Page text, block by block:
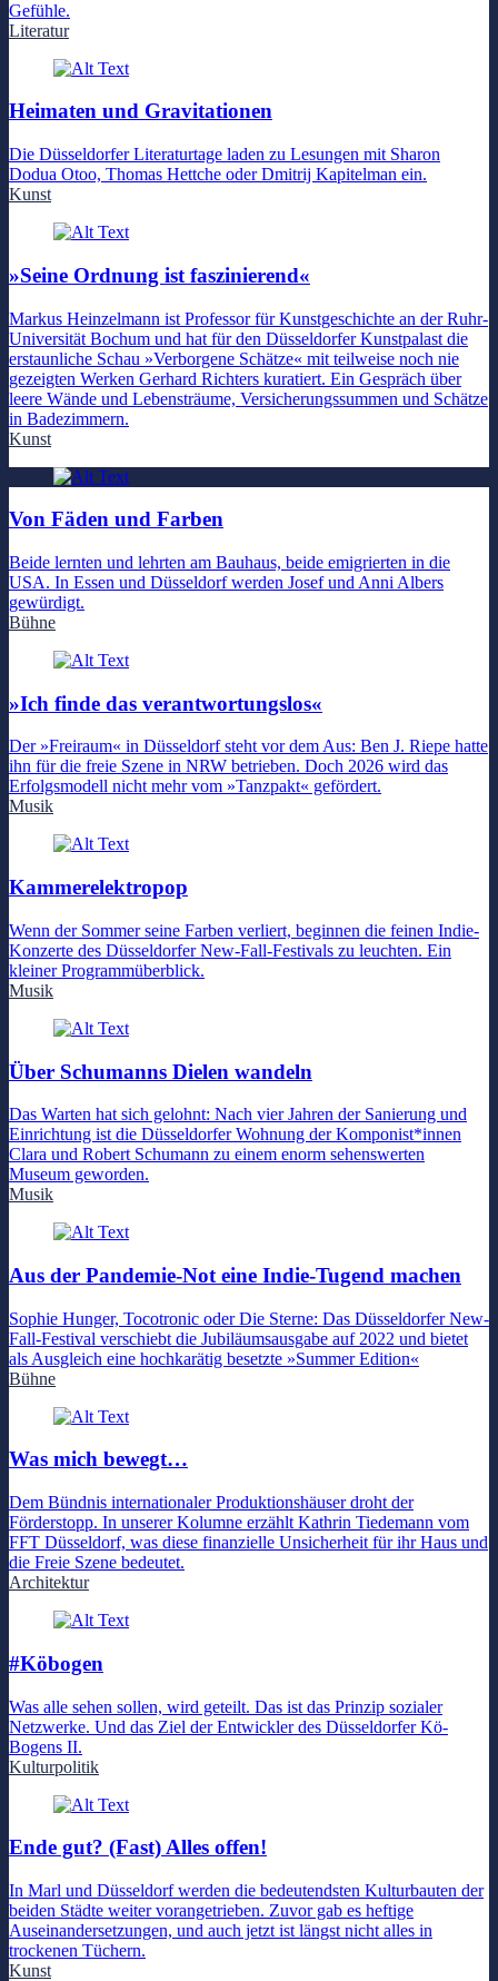
Gefühle.
Literatur
Heimaten und Gravitationen
Die Düsseldorfer Literaturtage laden zu Lesungen mit Sharon
Dodua Otoo, Thomas Hettche oder Dmitrij Kapitelman ein.
Kunst
»Seine Ordnung ist faszinierend«
Markus Heinzelmann ist Professor für Kunstgeschichte an der Ruhr-
Universität Bochum und hat für den Düsseldorfer Kunstpalast die
erstaunliche Schau »Verborgene Schätze« mit teilweise noch nie
gezeigten Werken Gerhard Richters kuratiert. Ein Gespräch über
leere Wände und Lebensträume, Versicherungssummen und Schätze
in Badezimmern.
Kunst
Von Fäden und Farben
Beide lernten und lehrten am Bauhaus, beide emigrierten in die
USA. In Essen und Düsseldorf werden Josef und Anni Albers
gewürdigt.
Bühne
»Ich finde das verantwortungslos«
Der »Freiraum« in Düsseldorf steht vor dem Aus: Ben J. Riepe hatte
ihn für die freie Szene in NRW betrieben. Doch 2026 wird das
Erfolgsmodell nicht mehr vom »Tanzpakt« gefördert.
Musik
Kammerelektropop
Wenn der Sommer seine Farben verliert, beginnen die feinen Indie-
Konzerte des Düsseldorfer New-Fall-Festivals zu leuchten. Ein
kleiner Programmüberblick.
Musik
Über Schumanns Dielen wandeln
Das Warten hat sich gelohnt: Nach vier Jahren der Sanierung und
Einrichtung ist die Düsseldorfer Wohnung der Komponist*innen
Clara und Robert Schumann zu einem enorm sehenswerten
Museum geworden.
Musik
Aus der Pandemie-Not eine Indie-Tugend machen
Sophie Hunger, Tocotronic oder Die Sterne: Das Düsseldorfer New-
Fall-Festival verschiebt die Jubiläumsausgabe auf 2022 und bietet
als Ausgleich eine hochkarätig besetzte »Summer Edition«
Bühne
Was mich bewegt…
Dem Bündnis internationaler Produktionshäuser droht der
Förderstopp. In unserer Kolumne erzählt Kathrin Tiedemann vom
FFT Düsseldorf, was diese finanzielle Unsicherheit für ihr Haus und
die Freie Szene bedeutet.
Architektur
#Köbogen
Was alle sehen sollen, wird geteilt. Das ist das Prinzip sozialer
Netzwerke. Und das Ziel der Entwickler des Düsseldorfer Kö-
Bogens II.
Kulturpolitik
Ende gut? (Fast) Alles offen!
In Marl und Düsseldorf werden die bedeutendsten Kulturbauten der
beiden Städte weiter vorangetrieben. Zuvor gab es heftige
Auseinandersetzungen, und auch jetzt ist längst nicht alles in
trockenen Tüchern.
Kunst